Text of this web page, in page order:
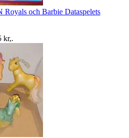
och Barbie Dataspelets
kr,.